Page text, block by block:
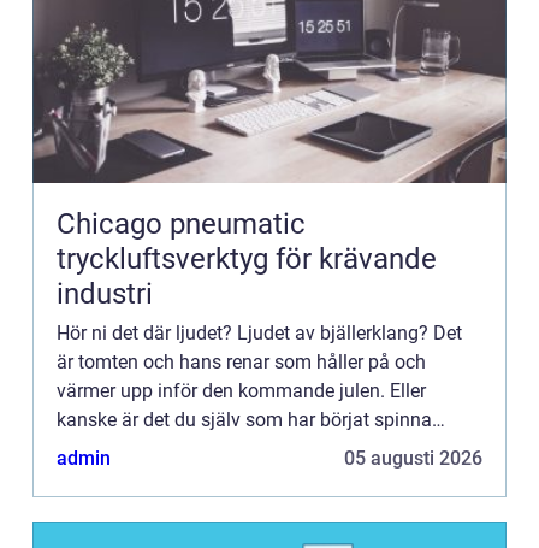
Chicago pneumatic
tryckluftsverktyg för krävande
industri
Hör ni det där ljudet? Ljudet av bjällerklang? Det
är tomten och hans renar som håller på och
värmer upp inför den kommande julen. Eller
kanske är det du själv som har börjat spinna
jullå...
admin 05 augusti 2026